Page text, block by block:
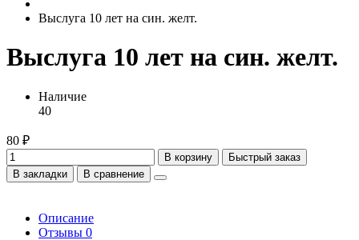
Выслуга 10 лет на син. желт.
Выслуга 10 лет на син. желт.
Наличие
40
80 ₽
В корзину
Быстрый заказ
В закладки
В сравнение
Описание
Отзывы 0